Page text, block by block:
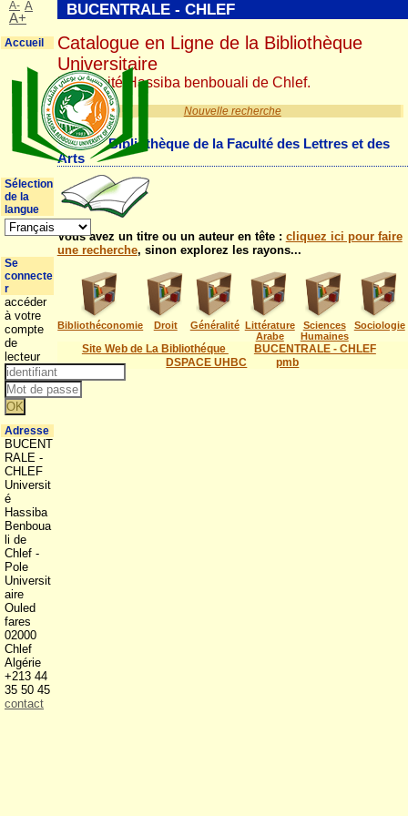
Nouvelle recherche
.
Bibliothèque de la Faculté des Lettres et des
Arts
Vous avez un titre ou un auteur en tête : cliquez ici pour faire
une recherche, sinon explorez les rayons...
Bibliothéconomie Droit Généralité Littérature
Arabe
Sciences
Humaines
Sociologie
Site Web de La Bibliothéque
BUCENTRALE - CHLEF
DSPACE UHBC
pmb
BUCENTRALE - CHLEF
Catalogue en Ligne de la Bibliothèque
Universitaire
Université Hassiba benbouali de Chlef.
A- A
A+
Accueil
Sélection
de la
langue
Se
connecte
r
accéder
à votre
compte
de
lecteur
Adresse
BUCENT
RALE -
CHLEF
Universit
é
Hassiba
Benboua
li de
Chlef -
Pole
Universit
aire
Ouled
fares
02000
Chlef
Algérie
+213 44
35 50 45
contact